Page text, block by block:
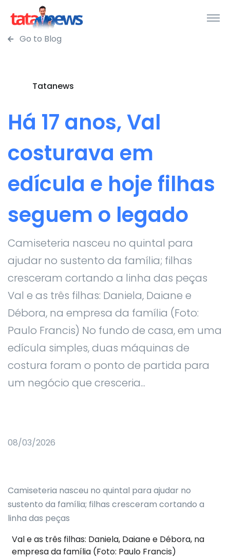
Go to Blog
Tatanews
Há 17 anos, Val
costurava em
edícula e hoje filhas
seguem o legado
Camiseteria nasceu no quintal para
ajudar no sustento da família; filhas
cresceram cortando a linha das peças
Val e as três filhas: Daniela, Daiane e
Débora, na empresa da família (Foto:
Paulo Francis) No fundo de casa, em uma
edícula simples, duas máquinas de
costura foram o ponto de partida para
um negócio que cresceria...
08/03/2026
Camiseteria nasceu no quintal para ajudar no
sustento da família; filhas cresceram cortando a
linha das peças
Val e as três filhas: Daniela, Daiane e Débora, na
empresa da família (Foto: Paulo Francis)